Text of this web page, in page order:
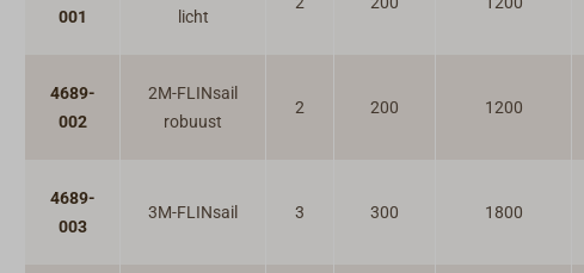
001
licht
4689-
002
2M-FLINsail
robuust
2 200 1200
4689-
003
3M-FLINsail 3 300 1800